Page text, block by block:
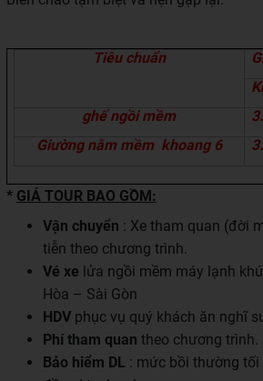
Tiêu chuẩn
ghếngồimềm
Giường nằmmềm khoang 6 3.
* GIÁ TOUR BAO GỒM:
Vận chuyển : Xe tham quan (đời
tiễn theo chương trình.
Vé xe lửa ngồi mềm máy lạnh
Hòa – Sài Gòn
HDVphục vụ quý khách ăn nghĩ
Phí tham quan theo chương trình.
Bảo hiểm DL : mức bồi thường